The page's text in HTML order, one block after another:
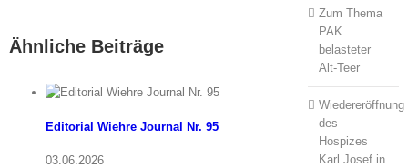
Ähnliche Beiträge
Editorial Wiehre Journal Nr. 95
03.06.2026
Zum Thema
PAK
belasteter
Alt-Teer
Wiedereröffnung
des
Hospizes
Karl Josef in